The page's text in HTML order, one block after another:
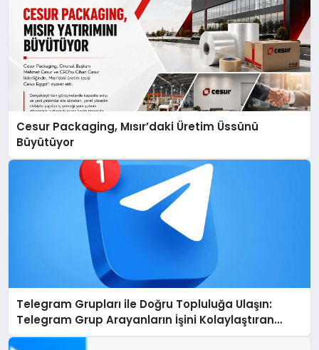
Cesur Packaging, Mısır’daki Üretim Üssünü
Büyütüyor
Telegram Grupları ile Doğru Topluluğa Ulaşın:
Telegram Grup Arayanların İşini Kolaylaştıran
Çözüm